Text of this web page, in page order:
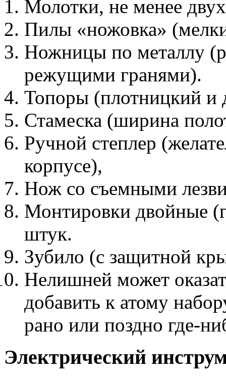
Молотки, не менее
Пилы «ножовка»
Ножницы по металлу
режущими гранями).
Топоры (плотницкий и
Стамеска (ширина
Ручной степлер
корпусе),
Нож со съемными
Монтировки двойные
штук.
Зубило (с защитной
Нелишней может
добавить к атому
рано или поздно где-
Электрический